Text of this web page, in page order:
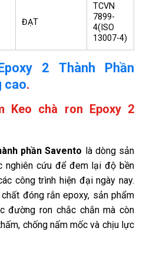
ĐẠT
TCVN
7899-
4(ISO
13007-4)
2 Thành Phần
cao.
Keo chà ron Epoxy 2
phần Savento là dòng sản
nghiên cứu để đem lại độ bền
công trình hiện đại ngày nay.
đóng rắn epoxy, sản phẩm
đường ron chắc chắn mà còn
chống nấm mốc và chịu lực